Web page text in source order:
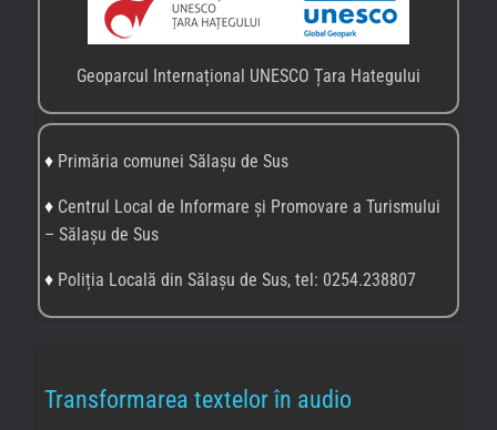
Geoparcul Internațional UNESCO Țara Hategului
♦ Primăria comunei Sălașu de Sus
♦ Centrul Local de Informare și Promovare a Turismului
– Sălașu de Sus
♦ Poliția Locală din Sălașu de Sus, tel: 0254.238807
Transformarea textelor în audio